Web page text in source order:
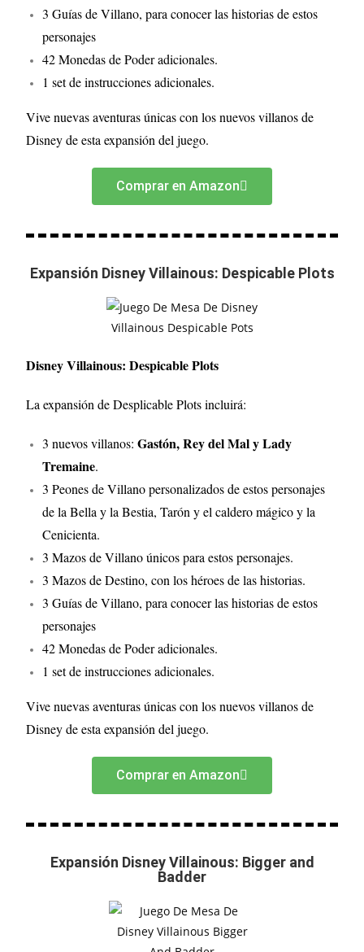
3 Guías de Villano, para conocer las historias de estos
personajes
42 Monedas de Poder adicionales.
1 set de instrucciones adicionales.
Vive nuevas aventuras únicas con los nuevos villanos de
Disney de esta expansión del juego.
Comprar en Amazon
Expansión Disney Villainous: Despicable Plots
Disney Villainous: Despicable Plots
La expansión de Desplicable Plots incluirá:
3 nuevos villanos:Gastón, Rey del Mal y Lady
Tremaine.
3 Peones de Villano personalizados de estos personajes
de la Bella y la Bestia, Tarón y el caldero mágico y la
Cenicienta.
3 Mazos de Villano únicos para estos personajes.
3 Mazos de Destino, con los héroes de las historias.
3 Guías de Villano, para conocer las historias de estos
personajes
42 Monedas de Poder adicionales.
1 set de instrucciones adicionales.
Vive nuevas aventuras únicas con los nuevos villanos de
Disney de esta expansión del juego.
Comprar en Amazon
Expansión Disney Villainous: Bigger and
Badder